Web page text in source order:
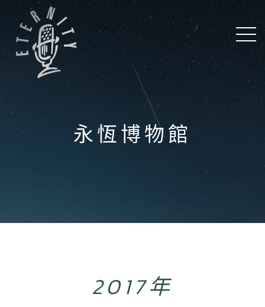
永恆博物館
2017年